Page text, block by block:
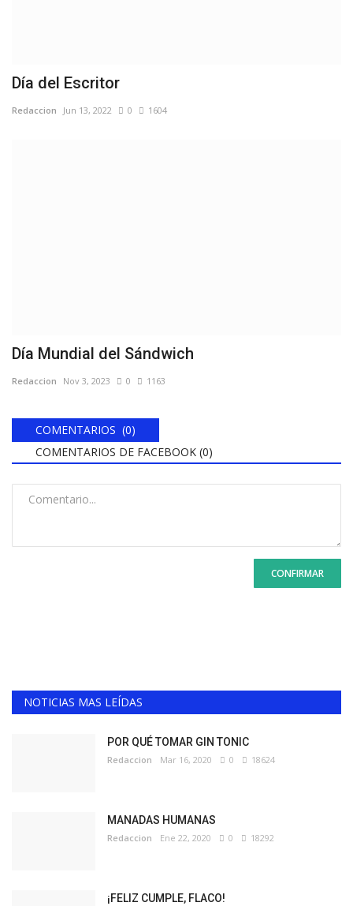
Día del Escritor
Redaccion Jun 13, 2022 0 1604
Día Mundial del Sándwich
Redaccion Nov 3, 2023 0 1163
COMENTARIOS (0)
COMENTARIOS DE FACEBOOK (0)
CONFIRMAR
NOTICIAS MAS LEÍDAS
POR QUÉ TOMAR GIN TONIC
Redaccion Mar 16, 2020 0 18624
MANADAS HUMANAS
Redaccion Ene 22, 2020 0 18292
¡FELIZ CUMPLE, FLACO!